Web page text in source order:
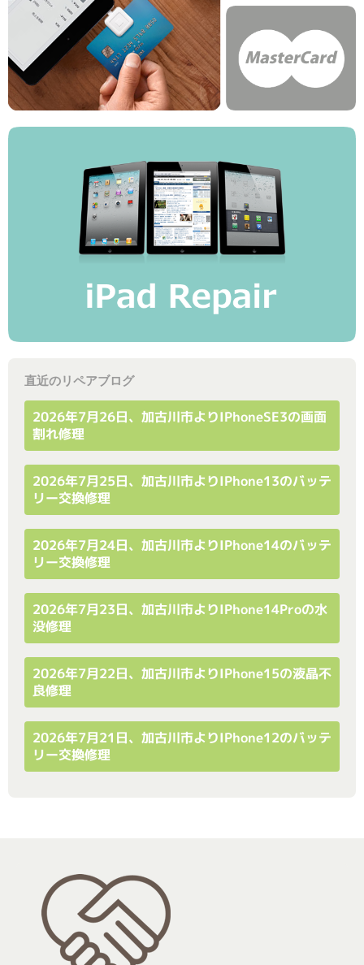
直近のリペアブログ
2026年7月26日、加古川市よりiPhoneSE3の画面
割れ修理
2026年7月25日、加古川市よりiPhone13のバッテ
リー交換修理
2026年7月24日、加古川市よりiPhone14のバッテ
リー交換修理
2026年7月23日、加古川市よりiPhone14Proの水
没修理
2026年7月22日、加古川市よりiPhone15の液晶不
良修理
2026年7月21日、加古川市よりiPhone12のバッテ
リー交換修理